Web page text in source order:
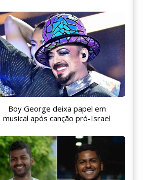
Boy George deixa papel em
musical após canção pró-Israel